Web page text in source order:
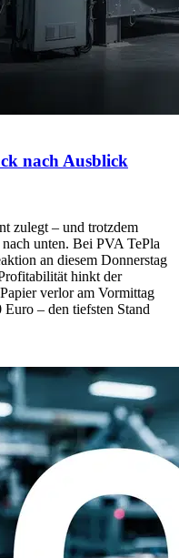
nach Ausblick
zulegt – und trotzdem
unten. Bei PVA TePla
an diesem Donnerstag
hinkt der
verlor am Vormittag
– den tiefsten Stand